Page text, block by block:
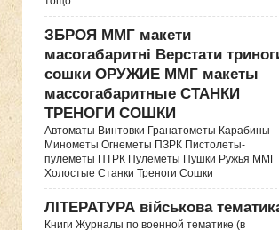
ЗБРОЯ ММГ макети
масогабаритні Верстати
сошки ОРУЖИЕ ММГ макеты
массогабаритные СТАНКИ
ТРЕНОГИ СОШКИ
Автоматы Винтовки Гранатометы Карабины
Минометы Огнеметы ПЗРК Пистолеты-
пулеметы ПТРК Пулеметы Пушки Ружья ММГ
Холостые Станки Треноги Сошки
ЛІТЕРАТУРА військова
Книги Журналы по военной тематике (в